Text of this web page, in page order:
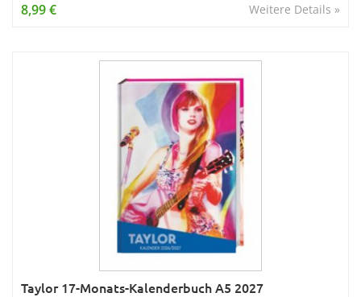
Weitere Details »
8,99 €
Taylor 17-Monats-Kalenderbuch A5 2027